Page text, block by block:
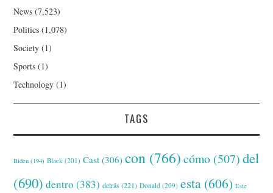
News (7,523)
Politics (1,078)
Society (1)
Sports (1)
Technology (1)
TAGS
Biden (194) Black (201) Cast (306) con (766) cómo (507) del
(690) dentro (383) detrás (221) Donald (209) esta (606) Este